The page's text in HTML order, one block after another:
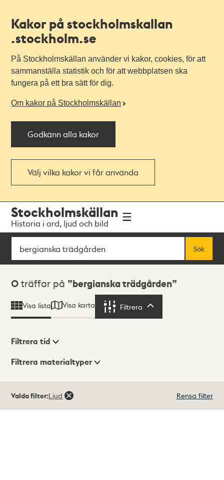
Kakor på stockholmskallan
.stockholm.se
På Stockholmskällan använder vi kakor, cookies, för att
sammanställa statistik och för att webbplatsen ska
fungera på ett bra sätt för dig.
Om kakor på Stockholmskällan
Godkänn alla kakor
Välj vilka kakor vi får använda
navigationen
huvudinnehållet
Stockholmskällan
Historia i ord, ljud och bild
Sök
Sök
Sökresultat
0 träffar på bergianska trädgården
Visa lista Visa karta Filtrera
Visningsläge
Filtrera tid
Filtrera materialtyper
träffar
Valda filter:Ljud Rensa filter